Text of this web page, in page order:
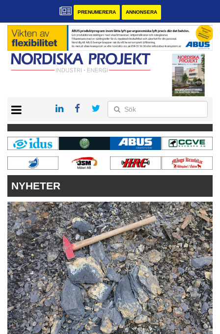
PRENUMERERA ANNONSERA
KONTAKT
VÅRA ANDRA MAGASIN
PRENUMERERA
ANNONSERA
NYHETER